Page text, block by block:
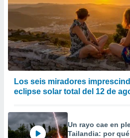
Los seis miradores
eclipse solar total del 12 de
Un rayo cae en
Tailandia: por